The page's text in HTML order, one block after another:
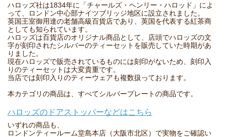
ハロッズ社は1834年に「チャールズ・ヘンリー・ハロッド」によ
って、ロンドン中心部ナイツブリッジ地区に設立されました。
英国王室御用達の老舗高級百貨店であり、英国を代表する紅茶商
としても知られています。
ハロッズは百貨店のオリジナル商品として、店頭でハロッズの文
字が刻印されたシルバーのティーセットを販売していた時期があ
りました。
現在ハロッズで販売されているものには刻印がないため、刻印入
りのティーセットは大変貴重です。
当店では刻印入りのティーウェアも複数扱っております。
本カテゴリの商品は、すべてシルバープレートの商品です。
ハロッズのドアストッパーなどはこちら
いずれの商品も、
ロンドンティールーム堂島本店（大阪市北区）で実物をご確認い